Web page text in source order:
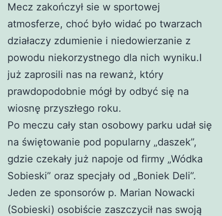
Mecz zakończył sie w sportowej
atmosferze, choć było widać po twarzach
działaczy zdumienie i niedowierzanie z
powodu niekorzystnego dla nich wyniku.I
już zaprosili nas na rewanż, który
prawdopodobnie mógł by odbyć się na
wiosnę przyszłego roku.
Po meczu cały stan osobowy parku udał się
na świętowanie pod popularny „daszek”,
gdzie czekały już napoje od firmy „Wódka
Sobieski” oraz specjały od „Boniek Deli”.
Jeden ze sponsorów p. Marian Nowacki
(Sobieski) osobiście zaszczycił nas swoją